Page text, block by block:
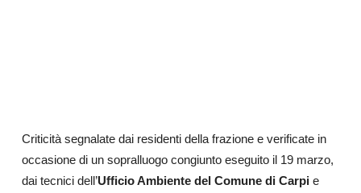
Criticità segnalate dai residenti della frazione e verificate in
occasione di un sopralluogo congiunto eseguito il 19 marzo,
dai tecnici dell’Ufficio Ambiente del Comune di Carpi e